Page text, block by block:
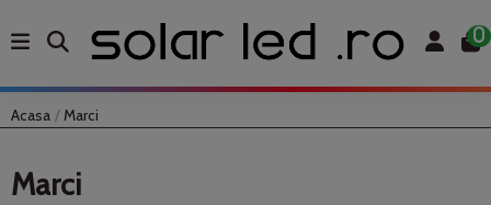
0
Acasa Marci
Marci